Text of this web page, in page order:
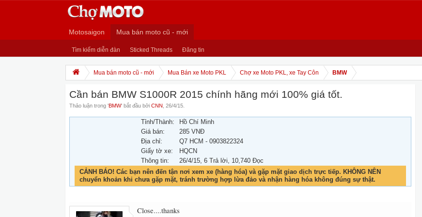
Motosaigon Mua bán moto cũ - mới
Tìm kiếm diễn đàn Sticked Threads Đăng tin
Mua bán moto cũ - mới Mua Bán xe Moto PKL Chợ xe Moto PKL, xe Tay Côn BMW
Cần bán BMW S1000R 2015 chính hãng mới 100% giá tốt.
Thảo luận trong 'BMW' bắt đầu bởi CNN 26/4/15
Tỉnh/Thành:
Hồ Chí Minh
Giá bán:
285 VNĐ
Địa chỉ:
Q7 HCM - 0903822324
Giấy tờ xe:
HQCN
Thông tin:
26/4/15, 6 Trả lời, 10,740 Đọc
CẢNH BÁO! Các bạn nên đến tận nơi xem xe (hàng hóa) và gặp mặt giao dịch trực tiếp. KHÔNG NÊN
chuyển khoản khi chưa gặp mặt, tránh trường hợp lừa đảo và nhận hàng hóa không đúng sự thật.
Close....thanks